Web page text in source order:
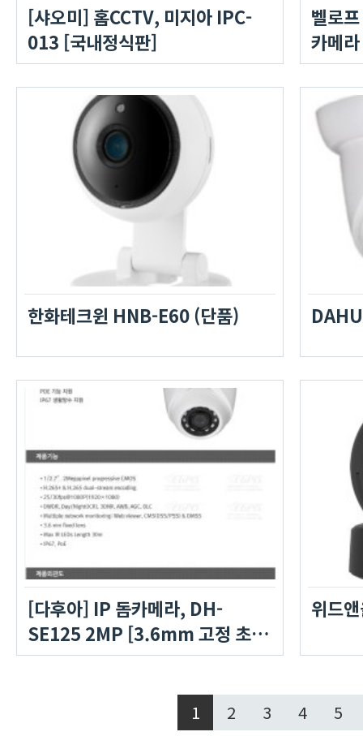
[샤오미] 홈CCTV, 미지아 IPC-
013 [국내정식판]
벨로
카메라
한화테크윈 HNB-E60 (단품)
[다후아] IP 돔카메라, DH-
SE125 2MP [3.6mm 고정 초점
렌즈]
위드
1 2 3 4 5